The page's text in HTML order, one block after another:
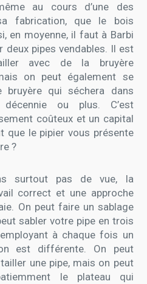
au cours d’une des
fabrication, que le bois
en moyenne, il faut à Barbi
deux pipes vendables. Il est
avec de la bruyère
on peut également se
qui séchera dans
ou plus. C’est
coûteux et un capital
que le pipier vous présente
?
surtout pas de vue, la
correct et une approche
On peut faire un sablage
sabler votre pipe en trois
à chaque fois un
est différente. On peut
une pipe, mais on peut
le plateau qui